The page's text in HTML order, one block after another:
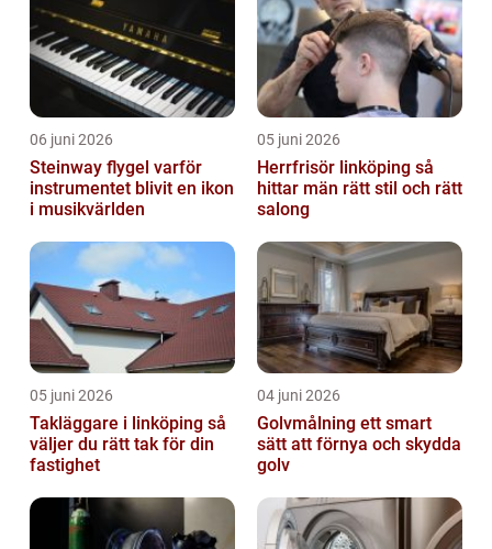
06 juni 2026
Steinway flygel varför
instrumentet blivit en ikon
i musikvärlden
05 juni 2026
Herrfrisör linköping så
hittar män rätt stil och rätt
salong
05 juni 2026
Takläggare i linköping så
väljer du rätt tak för din
fastighet
04 juni 2026
Golvmålning ett smart
sätt att förnya och skydda
golv